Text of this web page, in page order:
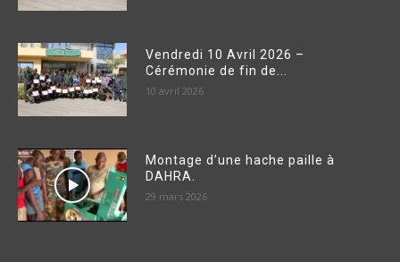
Vendredi 10 Avril 2026 –
Cérémonie de fin de...
10 avril 2026
Montage d’une hache paille à
DAHRA.
29 mars 2026